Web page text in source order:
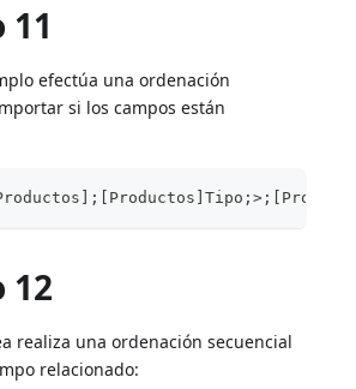
efectúa una ordenación
si los campos están
12
realiza una ordenación secuencial
relacionado: